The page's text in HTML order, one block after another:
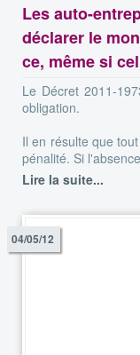
Les auto-
déclarer le
ce, même si
Le Décret 2011-
obligation.
Il en résulte que
pénalité. Si
Lire la suite...
04/05/12